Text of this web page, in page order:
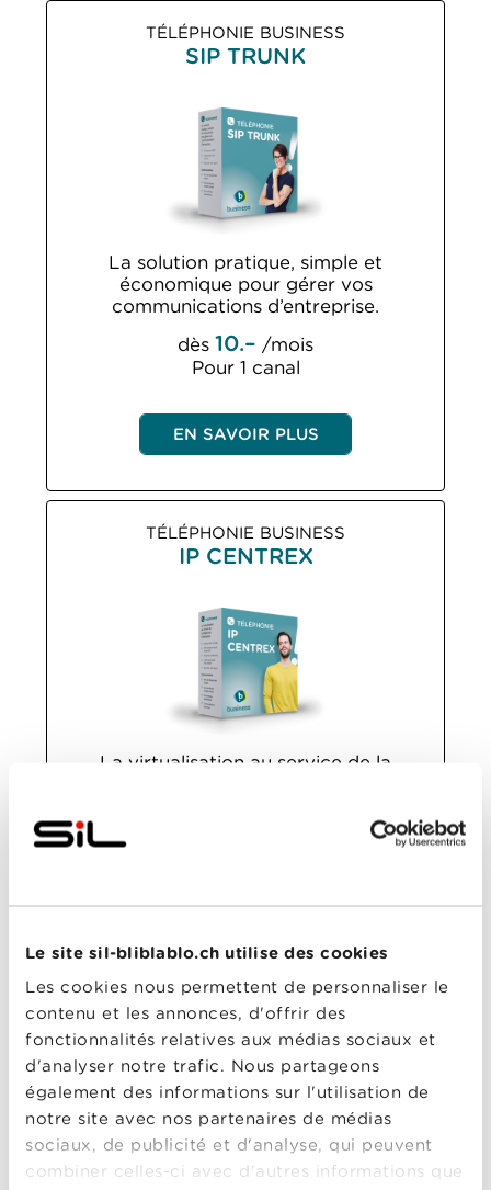
Le site sil-bliblablo.ch utilise des cookies
Les cookies nous permettent de personnaliser le
contenu et les annonces, d'offrir des
fonctionnalités relatives aux médias sociaux et
d'analyser notre trafic. Nous partageons
également des informations sur l'utilisation de
notre site avec nos partenaires de médias
sociaux, de publicité et d'analyse, qui peuvent
combiner celles-ci avec d'autres informations que
TÉLÉPHONIE BUSINESS
SIP TRUNK
La solution pratique, simple et
économique pour gérer vos
communications d’entreprise.
dès 10.– /mois
Pour 1 canal
EN SAVOIR PLUS
TÉLÉPHONIE BUSINESS
IP CENTREX
La virtualisation au service de la
TÉLÉPHONIE BUSINESS
IP CENTREX ESSENTIAL